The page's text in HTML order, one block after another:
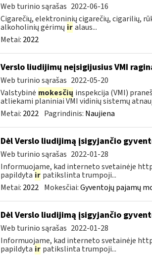
Web turinio sąrašas 2022-06-16
Cigarečių, elektroninių cigarečių, cigarilių,
alkoholinių gėrimų ir alaus...
Metai: 2022
Verslo liudijimų neįsigijusius VMI
Web turinio sąrašas 2022-05-20
Valstybinė mokesčių inspekcija (VMI)
atliekami planiniai VMI vidinių sistemų
Metai: 2022 Pagrindinis: Naujiena
Dėl Verslo liudijimą įsigyjančio
Web turinio sąrašas 2022-01-28
Informuojame, kad interneto svetainėje
papildyta ir patikslinta trumpoji...
Metai: 2022 Mokesčiai:Gyventojų pajamų
Dėl Verslo liudijimą įsigyjančio
Web turinio sąrašas 2022-01-28
Informuojame, kad interneto svetainėje
papildyta ir patikslinta trumpoji...